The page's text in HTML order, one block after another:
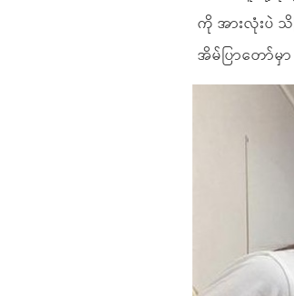
ကို အားလုံးပဲ သိ
အိမ်ပြာတော်မှ